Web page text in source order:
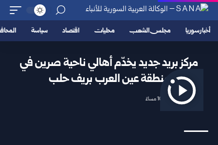
أخبار سوريا مجلس الشعب محليات اقتصاد سياسة
مركز بريد جديد يخدّم أهالي ناحية صرين في
منطقة عين العرب بريف حلب
2026/04/26 10:11 مساءً